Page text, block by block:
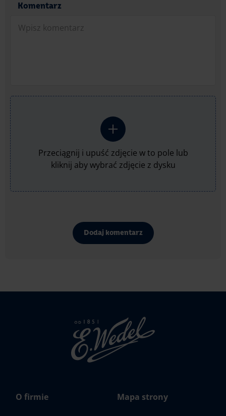
Komentarz
Przeciągnij i upuść zdjęcie w to pole lub
kliknij aby wybrać zdjęcie z dysku
Dodaj komentarz
Strona
głowna
Wedel.pl
O firmie Mapa strony